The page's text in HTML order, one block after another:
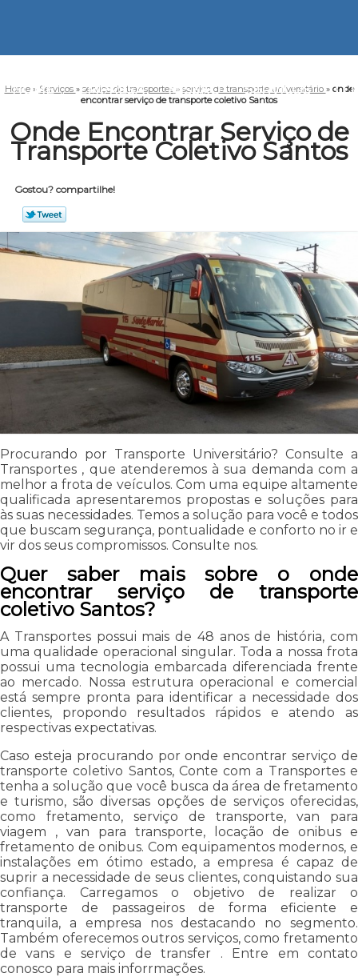
HOME EMPRESA MISSÃO SERVIÇOS
Home » Serviços » serviço de transportes » serviço de transporte universitário » onde
encontrar serviço de transporte coletivo Santos
Onde Encontrar Serviço de
Transporte Coletivo Santos
Gostou? compartilhe!
Procurando por Transporte Universitário? Consulte a
Transportes , que atenderemos à sua demanda com a
melhor a frota de veículos. Com uma equipe altamente
qualificada apresentaremos propostas e soluções para
às suas necessidades. Temos a solução para você e todos
que buscam segurança, pontualidade e conforto no ir e
vir dos seus compromissos. Consulte nos.
Quer saber mais sobre o onde
encontrar serviço de transporte
coletivo Santos?
A Transportes possui mais de 48 anos de história, com
uma qualidade operacional singular. Toda a nossa frota
possui uma tecnologia embarcada diferenciada frente
ao mercado. Nossa estrutura operacional e comercial
está sempre pronta para identificar a necessidade dos
clientes, propondo resultados rápidos e atendo as
respectivas expectativas.
Caso esteja procurando por onde encontrar serviço de
transporte coletivo Santos, Conte com a Transportes e
tenha a solução que você busca da área de fretamento
e turismo, são diversas opções de serviços oferecidas,
como fretamento, serviço de transporte, van para
viagem , van para transporte, locação de onibus e
fretamento de onibus. Com equipamentos modernos, e
instalações em ótimo estado, a empresa é capaz de
suprir a necessidade de seus clientes, conquistando sua
confiança. Carregamos o objetivo de realizar o
transporte de passageiros de forma eficiente e
tranquila, a empresa nos destacando no segmento.
Também oferecemos outros serviços, como fretamento
de vans e serviço de transfer . Entre em contato
conosco para mais inforrmações.